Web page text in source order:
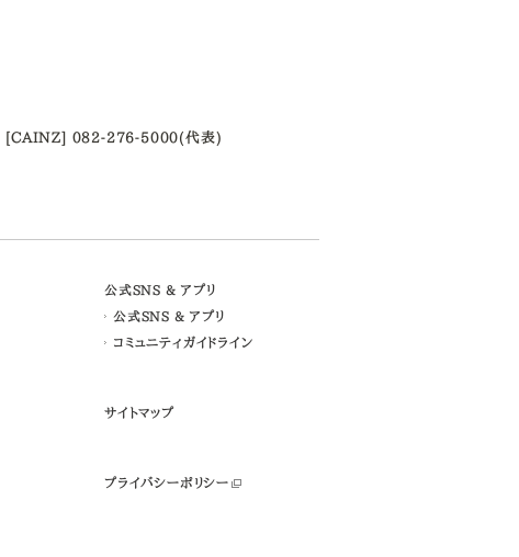
[CAINZ] 082-276-5000(代表)
公式SNS & アプリ
公式SNS & アプリ
コミュニティガイドライン
サイトマップ
プライバシーポリシー